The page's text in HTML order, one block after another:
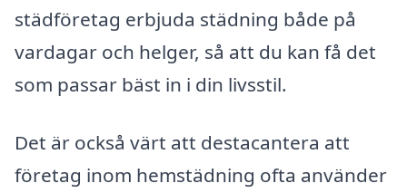
städföretag erbjuda städning både på
vardagar och helger, så att du kan få det
som passar bäst in i din livsstil.
Det är också värt att destacantera att
företag inom hemstädning ofta använder